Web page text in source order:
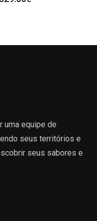
uma equipe de
seus territórios e
seus sabores e